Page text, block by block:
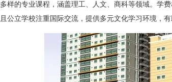
多样的专业课程，涵盖理工、人文、商科等领域。学
且公立学校注重国际交流，提供多元文化学习环境，有